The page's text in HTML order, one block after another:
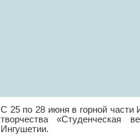
С 25 по 28 июня в горной части
творчества «Студенческая
Ингушетии.